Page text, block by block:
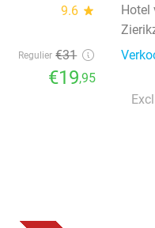
9.6 star
Regulier €31
€19,95
Hotel